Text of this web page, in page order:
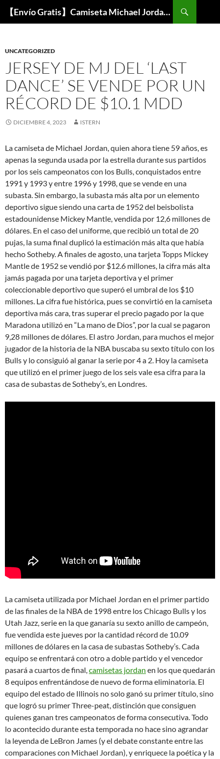
【Envío Gratis】Camiseta Michael Jordan NBA Barata
Buscar
UNCATEGORIZED
JERSEY DE MJ DEL ‘LAST
DANCE’ SE VENDE POR UN
RÉCORD DE $10.1 MDD
DICIEMBRE 4, 2023 ISTERN
La camiseta de Michael Jordan, quien ahora tiene 59 años, es
apenas la segunda usada por la estrella durante sus partidos
por los seis campeonatos con los Bulls, conquistados entre
1991 y 1993 y entre 1996 y 1998, que se vende en una
subasta. Sin embargo, la subasta más alta por un elemento
deportivo sigue siendo una carta de 1952 del beisbolista
estadounidense Mickey Mantle, vendida por 12,6 millones de
dólares. En el caso del uniforme, que recibió un total de 20
pujas, la suma final duplicó la estimación más alta que había
hecho Sotheby. A finales de agosto, una tarjeta Topps Mickey
Mantle de 1952 se vendió por $12.6 millones, la cifra más alta
jamás pagada por una tarjeta deportiva y el primer
coleccionable deportivo que superó el umbral de los $10
millones. La cifra fue histórica, pues se convirtió en la camiseta
deportiva más cara, tras superar el precio pagado por la que
Maradona utilizó en “La mano de Dios”, por la cual se pagaron
9,28 millones de dólares. El astro Jordan, para muchos el mejor
jugador de la historia de la NBA buscaba su sexto título con los
Bulls y lo consiguió al ganar la serie por 4 a 2. Hoy la camiseta
que utilizó en el primer juego de los seis vale esa cifra para la
casa de subastas de Sotheby’s, en Londres.
La camiseta utilizada por Michael Jordan en el primer partido
de las finales de la NBA de 1998 entre los Chicago Bulls y los
Utah Jazz, serie en la que ganaría su sexto anillo de campeón,
fue vendida este jueves por la cantidad récord de 10.09
millones de dólares en la casa de subastas Sotheby’s. Cada
equipo se enfrentará con otro a doble partido y el vencedor
pasará a cuartos de final,camisetas jordan en los que quedarán
8 equipos enfrentándose de nuevo de forma eliminatoria. El
equipo del estado de Illinois no solo ganó su primer título, sino
que logró su primer Three-peat, distinción que consiguen
quienes ganan tres campeonatos de forma consecutiva. Todo
lo acontecido durante esta temporada no hace sino agrandar
la leyenda de LeBron James (y el debate constante entre las
comparaciones con Michael Jordan), y enriquece la poética y la